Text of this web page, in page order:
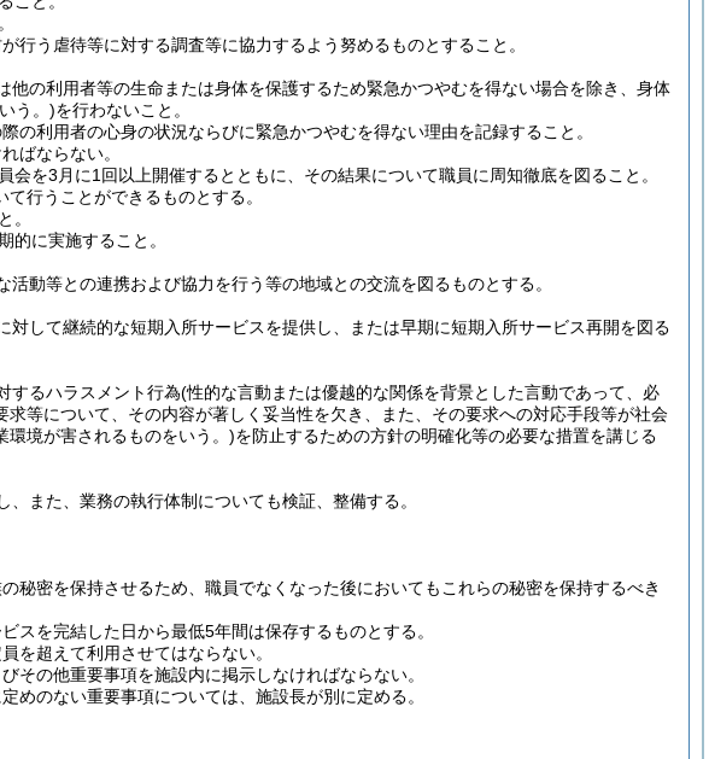
う虐待等に対する調査等に協力するよう努めるものとすること。
の利用者等の生命または身体を保護するため緊急かつやむを得ない場合を除き、身体
う。)を行わないこと。
利用者の心身の状況ならびに緊急かつやむを得ない理由を記録すること。
ばならない。
を3月に1回以上開催するとともに、その結果について職員に周知徹底を図ること。
行うことができるものとする。
。
的に実施すること。
動等との連携および協力を行う等の地域との交流を図るものとする。
して継続的な短期入所サービスを提供し、または早期に短期入所サービス再開を図る
するハラスメント行為(性的な言動または優越的な関係を背景とした言動であって、必
等について、その内容が著しく妥当性を欠き、また、その要求への対応手段等が社会
環境が害されるものをいう。)を防止するための方針の明確化等の必要な措置を講じる
また、業務の執行体制についても検証、整備する。
秘密を保持させるため、職員でなくなった後においてもこれらの秘密を保持するべき
スを完結した日から最低5年間は保存するものとする。
を超えて利用させてはならない。
その他重要事項を施設内に掲示しなければならない。
めのない重要事項については、施設長が別に定める。